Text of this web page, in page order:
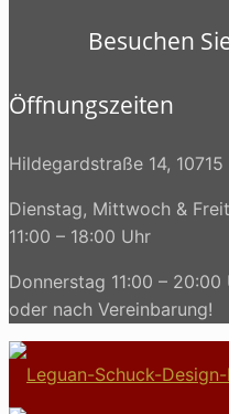
Besuchen
Öffnungszeiten
Hildegardstraße 14, 10715
Dienstag, Mittwoch &
11:00 – 18:00 Uhr
Donnerstag 11:00 – 20:00
oder nach Vereinbarung!